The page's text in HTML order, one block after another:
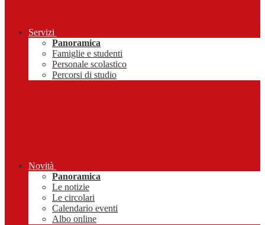
Servizi
Panoramica
Famiglie e studenti
Personale scolastico
Percorsi di studio
Novità
Panoramica
Le notizie
Le circolari
Calendario eventi
Albo online